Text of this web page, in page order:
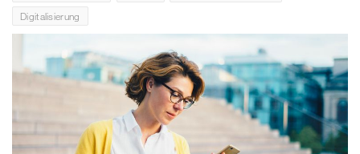
Digitalisierung